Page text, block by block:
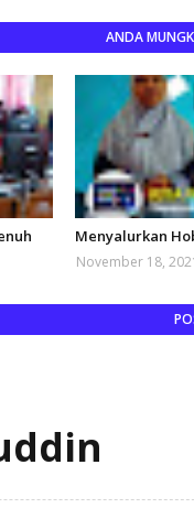
ANDA
Menyalurkan
November 18,